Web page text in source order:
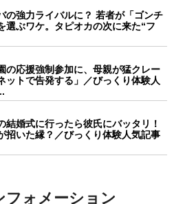
の強力ライバルに？ 若者が「ゴンチ
選ぶワケ。タピオカの次に来た“フ
の応援強制参加に、母親が猛クレー
ットで告発する」／びっくり体験人
結婚式に行ったら彼氏にバッタリ！
招いた縁？／びっくり体験人気記事
フォメーション